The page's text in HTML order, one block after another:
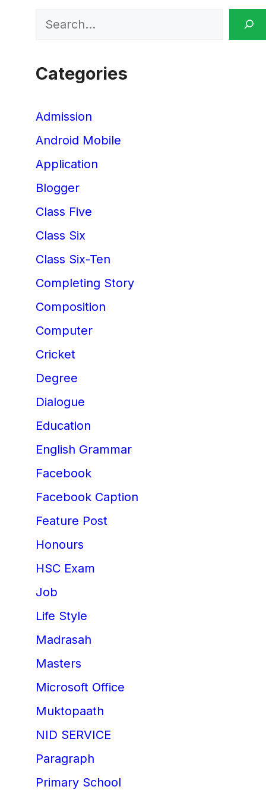
Search
Categories
Admission
Android Mobile
Application
Blogger
Class Five
Class Six
Class Six-Ten
Completing Story
Composition
Computer
Cricket
Degree
Dialogue
Education
English Grammar
Facebook
Facebook Caption
Feature Post
Honours
HSC Exam
Job
Life Style
Madrasah
Masters
Microsoft Office
Muktopaath
NID SERVICE
Paragraph
Primary School